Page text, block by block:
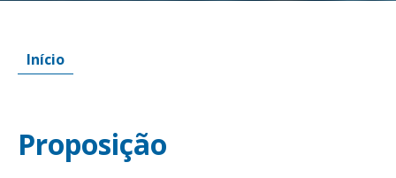
Início
Proposição